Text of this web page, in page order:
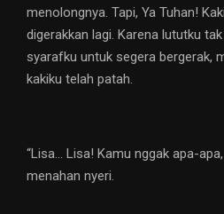
menolongnya. Tapi, Ya Tuhan!
digerakkan lagi. Karena lututku
syarafku untuk segera bergerak,
kakiku telah patah.
“Lisa… Lisa! Kamu nggak apa-
menahan nyeri.